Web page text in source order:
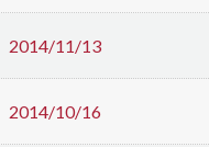
2014/11/13
2014/10/16